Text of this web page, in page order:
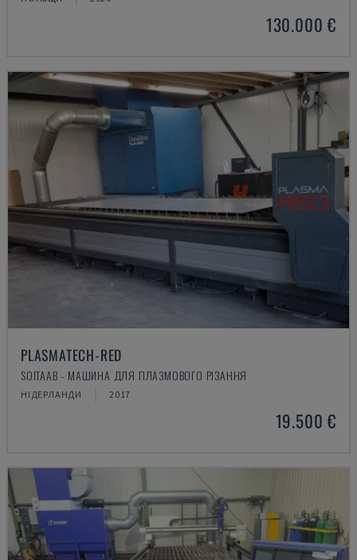
130.000 €
PLASMATECH-RED
SOITAAB - МАШИНА ДЛЯ ПЛАЗМОВОГО РІЗАННЯ
НІДЕРЛАНДИ 2017
19.500 €